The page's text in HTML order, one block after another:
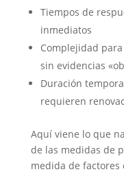
Tiempos de
inmediatos
Complejidad
sin evidencias
Duración
requieren
Aquí viene lo que
de las medidas de
medida de